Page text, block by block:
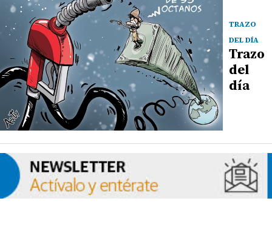
TRAZO
DEL DÍA
Trazo
del
día